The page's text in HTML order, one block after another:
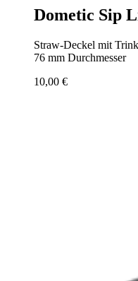
Dometic Sip
Straw-Deckel mit
76 mm Durchmesser
10,00 €